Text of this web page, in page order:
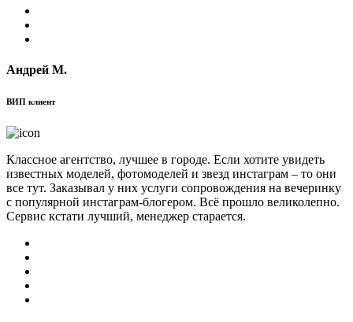
Андрей М.
ВИП клиент
Классное агентство, лучшее в городе. Если хотите увидеть
известных моделей, фотомоделей и звезд инстаграм – то они
все тут. Заказывал у них услуги сопровождения на вечеринку
с популярной инстаграм-блогером. Всё прошло великолепно.
Сервис кстати лучший, менеджер старается.